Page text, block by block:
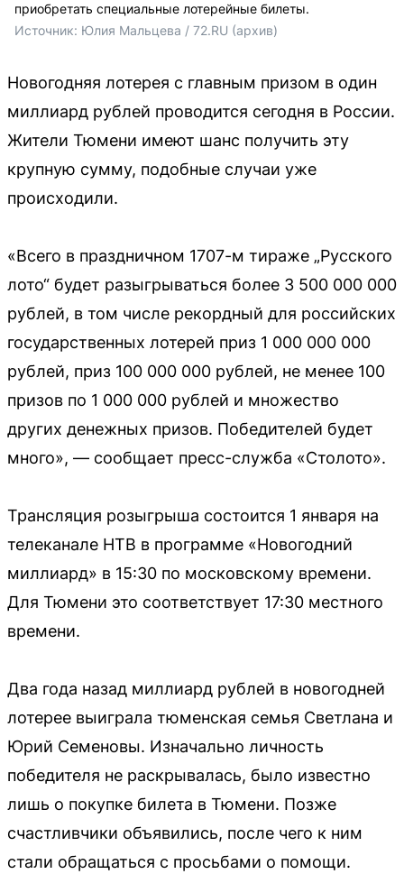
приобретать специальные лотерейные билеты.
Источник: Юлия Мальцева / 72.RU (архив)
Новогодняя лотерея с главным призом в один
миллиард рублей проводится сегодня в России.
Жители Тюмени имеют шанс получить эту
крупную сумму, подобные случаи уже
происходили.
«Всего в праздничном 1707-м тираже „Русского
лото“ будет разыгрываться более 3 500 000 000
рублей, в том числе рекордный для российских
государственных лотерей приз 1 000 000 000
рублей, приз 100 000 000 рублей, не менее 100
призов по 1 000 000 рублей и множество
других денежных призов. Победителей будет
много», — сообщает пресс-служба «Столото».
Трансляция розыгрыша состоится 1 января на
телеканале НТВ в программе «Новогодний
миллиард» в 15:30 по московскому времени.
Для Тюмени это соответствует 17:30 местного
времени.
Два года назад миллиард рублей в новогодней
лотерее выиграла тюменская семья Светлана и
Юрий Семеновы. Изначально личность
победителя не раскрывалась, было известно
лишь о покупке билета в Тюмени. Позже
счастливчики объявились, после чего к ним
стали обращаться с просьбами о помощи.